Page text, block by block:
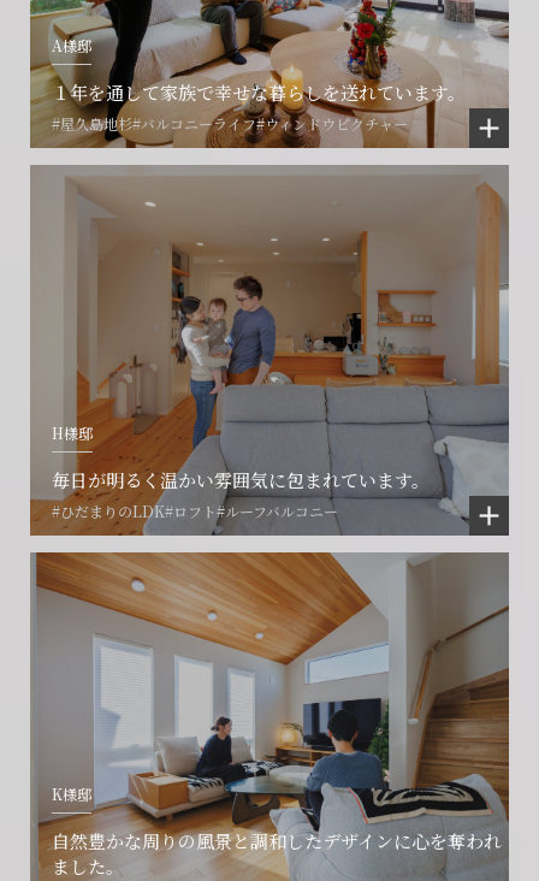
A様邸
１年を通して家族で幸せな暮らしを送れています。
#屋久島地杉#バルコニーライフ#ウィンドウピクチャー
H様邸
毎日が明るく温かい雰囲気に包まれています。
#ひだまりのLDK#ロフト#ルーフバルコニー
K様邸
自然豊かな周りの風景と調和したデザインに心を奪われ
ました。
お電話でのお問い合わせ
0466-24-2478
営業時間9:30~18:30 水曜定休
閉じる
プロコール24ご利用の方
0120-073-386
閉じる
賃貸管理事業部へのお問い合わせ
0466-24-2478
営業時間9:30~18:30 水曜定休
閉じる